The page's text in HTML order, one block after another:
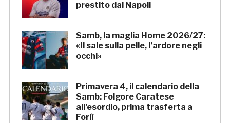
prestito dal Napoli
Samb, la maglia Home 2026/27:
«Il sale sulla pelle, l’ardore negli
occhi»
Primavera 4, il calendario della
Samb: Folgore Caratese
all’esordio, prima trasferta a
Forlì